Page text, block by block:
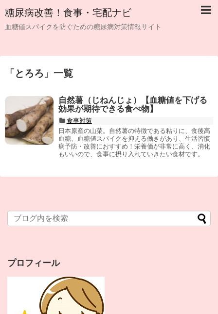
糖尿病改善！食事・宅配ナビ
血糖値スパイクを防ぐための糖尿病対策情報サイト
「 とろろ 」 一覧
自然薯（じねんじょ）【血糖値を下げる
効果が期待できる食べ物】
食事対策
日本原産の山菜。自然薯の特徴である粘りに、食後高
血糖、血糖値スパイクを抑える働きがあり、生活習慣
病予防・改善におすすめ！栄養価が非常に高く、消化
もいいので、食事に摂り入れていきたい食材です。
プロフィール